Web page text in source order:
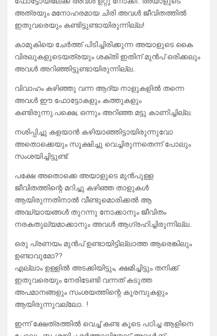
അത്രയും മനോഹരമായ ചിരി അവൾ ജീവിതത്തിൽ
ഇതുവരെയും കണ്ടിട്ടുണ്ടായിരുന്നില്ല!
കാമുകിയെ ചേർത്ത് പിടിച്ചിരിക്കുന്ന അയാളുടെ കൈ
വിരലുകളുടെയത്രയും ശക്തി ഇതിന് മുൻപ് ഒരിക്കലും
അവൾ അറിഞ്ഞിട്ടുണ്ടായിരുന്നില്ല..
വിവാഹം കഴിഞ്ഞു വന്ന ആദ്യ നാളുകളിൽ തന്നെ
അവൾ ഈ ഫോട്ടോകളും കത്തുകളും
കണ്ടിരുന്നു.പക്ഷെ, ഒന്നും അറിഞ്ഞ മട്ടു കാണിച്ചില്ല.
നശിപ്പിച്ചു കളയാൻ കഴിയാഞ്ഞിട്ടായിരുന്നുവോ
അതൊക്കെയും സൂക്ഷിച്ചു വെച്ചിരുന്നതെന്ന് പോലും
സംശയിച്ചിട്ടുണ്ട്.
പക്ഷേ അതൊക്കെ അയാളുടെ മുൻപുള്ള
ജീവിതത്തിന്റെ മറിച്ചു കഴിഞ്ഞ താളുകൾ
ആയിരുന്നതിനാൽ വീണ്ടുമൊരിക്കൽ ആ
അദ്ധ്യായങ്ങൾ തുറന്നു നോക്കാനും ജീവിതം
നരകതുല്യമാക്കാനും അവൾ ആഗ്രഹിച്ചിരുന്നില്ല..
ഒരു പ്രണയം മുൻപ് ഉണ്ടായിട്ടില്ലാത്ത ആരെങ്കിലും
ഉണ്ടാവുമോ??
എല്ലാം ഉള്ളിൽ അടക്കിയിട്ടും, ക്ഷമിച്ചിട്ടും തനിക്ക്
ഇതുവരെയും നേരിടേണ്ടി വന്നത് കടുത്ത
അപമാനങ്ങളും സംശയത്തിന്റെ കൂരമ്പുകളും
ആയിരുന്നുവല്ലോ.. !
ഇന്ന് ക്ഷേത്രത്തിൽ വെച്ച് കണ്ട കൂടെ പഠിച്ച ആളിനെ